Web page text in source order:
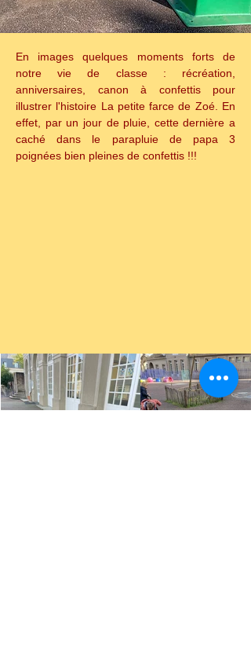
En images quelques moments forts de
notre vie de classe : récréation,
anniversaires, canon à confettis pour
illustrer l'histoire La petite farce de Zoé. En
effet, par un jour de pluie, cette dernière a
caché dans le parapluie de papa 3
poignées bien pleines de confettis !!!